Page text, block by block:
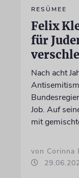
RESÜMEE
Felix
für
Nach acht
Job. Auf
mit
von Corinna